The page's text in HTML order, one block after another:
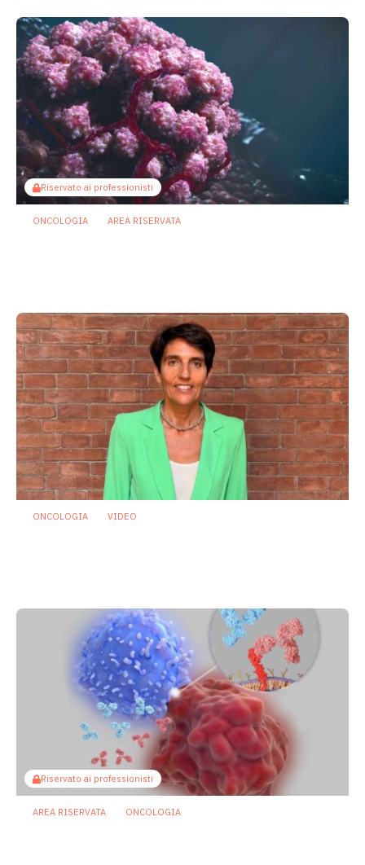
Riservato ai professionisti
ONCOLOGIA AREA RISERVATA
ONCOLOGIA VIDEO
Riservato ai professionisti
AREA RISERVATA ONCOLOGIA